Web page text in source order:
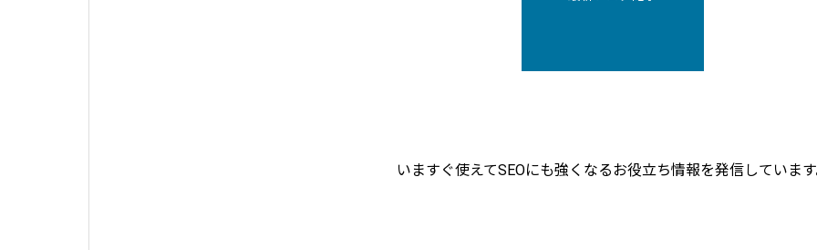
いますぐ使えてSEOにも強くなるお役立ち情報を発信していま